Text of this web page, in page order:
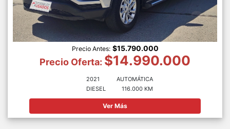
Precio Antes: $15.790.000
Precio Oferta: $14.990.000
2021
DIESEL
AUTOMÁTICA
116.000 KM
Ver Más